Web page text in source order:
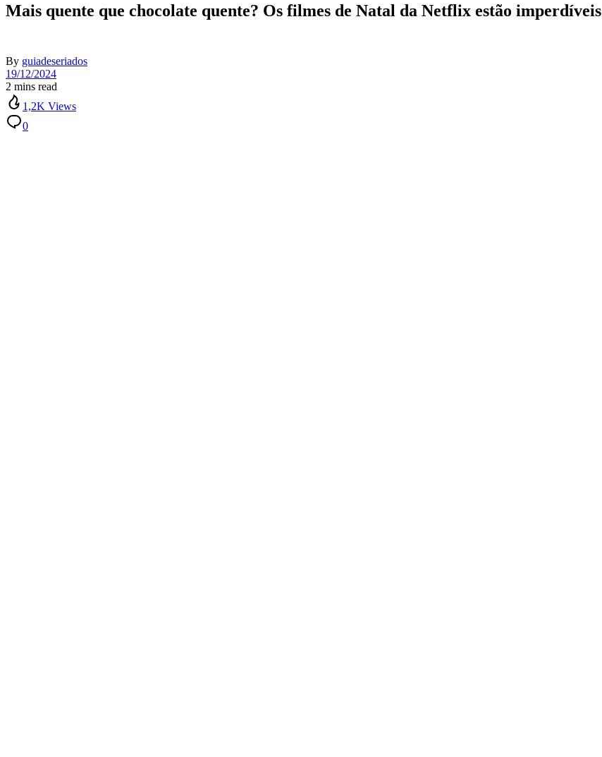
Mais quente que chocolate quente? Os filmes de Natal da Netflix estão imperdíveis
By guiadeseriados
19/12/2024
2 mins read
1,2K Views
0